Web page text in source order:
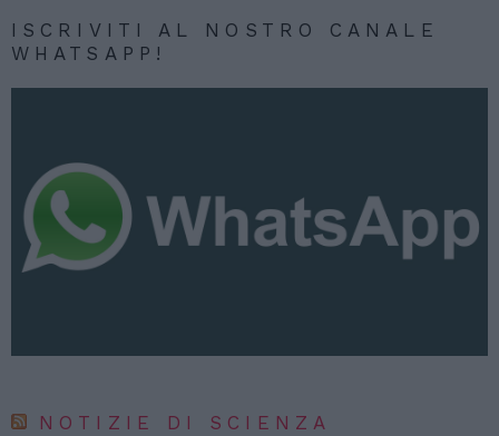
ISCRIVITI AL NOSTRO CANALE
WHATSAPP!
NOTIZIE DI SCIENZA